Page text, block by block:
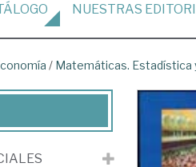
NUESTRAS
/ Matemáticas. Estadística